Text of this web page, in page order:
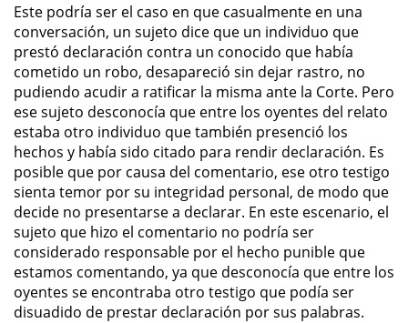
Transporte De Una Sustancia
Controlada Para La Venta
Delitos de Fraude
Fraude a Programas de
Asistencia
Fraude al Sistema de Salud
Fraude con Cheques
Fraude Inmobiliario
Fraude de Juego
Este podría ser el caso en que casualmente en una
conversación, un sujeto dice que un individuo que
prestó declaración contra un conocido que había
cometido un robo, desapareció sin dejar rastro, no
pudiendo acudir a ratificar la misma ante la Corte. Pero
ese sujeto desconocía que entre los oyentes del relato
estaba otro individuo que también presenció los
hechos y había sido citado para rendir declaración. Es
posible que por causa del comentario, ese otro testigo
sienta temor por su integridad personal, de modo que
decide no presentarse a declarar. En este escenario, el
sujeto que hizo el comentario no podría ser
considerado responsable por el hecho punible que
estamos comentando, ya que desconocía que entre los
oyentes se encontraba otro testigo que podía ser
disuadido de prestar declaración por sus palabras.